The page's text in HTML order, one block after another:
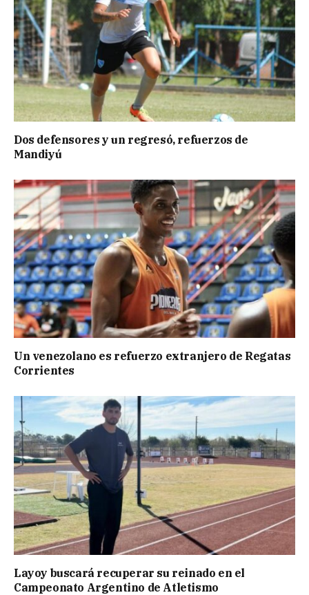
Dos defensores y un regresó, refuerzos de
Mandiyú
Un venezolano es refuerzo extranjero de Regatas
Corrientes
Layoy buscará recuperar su reinado en el
Campeonato Argentino de Atletismo